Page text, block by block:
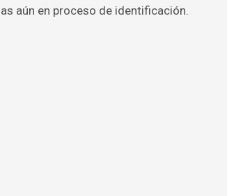
aún en proceso de identificación.